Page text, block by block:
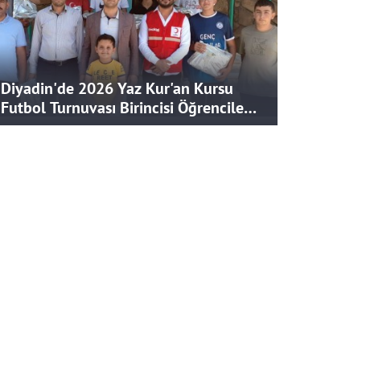
Diyadin'de 2026 Yaz Kur'an Kursu
Futbol Turnuvası Birincisi Öğrencilere
Hediye